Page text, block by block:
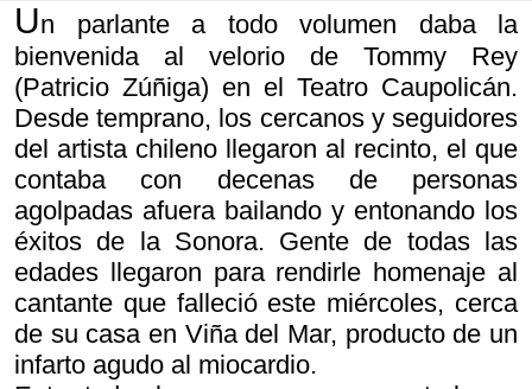
Un parlante a todo volumen daba la
bienvenida al velorio de Tommy Rey
(Patricio Zúñiga) en el Teatro Caupolicán.
Desde temprano, los cercanos y seguidores
del artista chileno llegaron al recinto, el que
contaba con decenas de personas
agolpadas afuera bailando y entonando los
éxitos de la Sonora. Gente de todas las
edades llegaron para rendirle homenaje al
cantante que falleció este miércoles, cerca
de su casa en Viña del Mar, producto de un
infarto agudo al miocardio.